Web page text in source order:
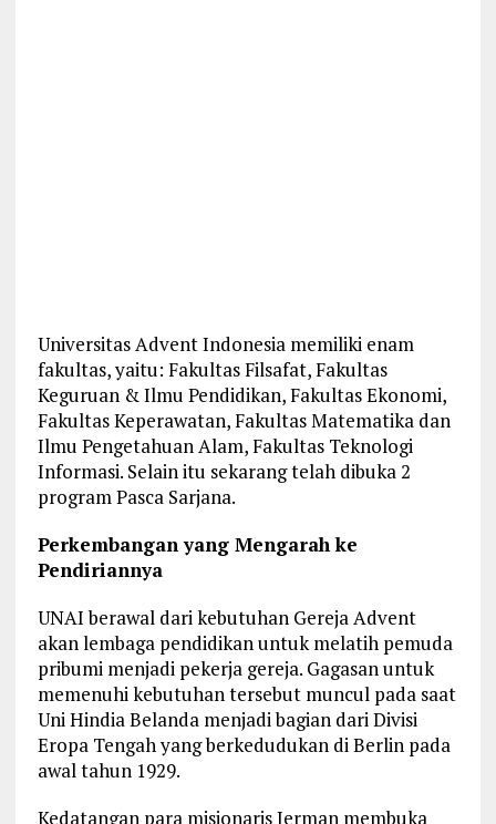
Universitas Advent Indonesia memiliki enam
fakultas, yaitu: Fakultas Filsafat, Fakultas
Keguruan & Ilmu Pendidikan, Fakultas Ekonomi,
Fakultas Keperawatan, Fakultas Matematika dan
Ilmu Pengetahuan Alam, Fakultas Teknologi
Informasi. Selain itu sekarang telah dibuka 2
program Pasca Sarjana.
Perkembangan yang Mengarah ke
Pendiriannya
UNAI berawal dari kebutuhan Gereja Advent
akan lembaga pendidikan untuk melatih pemuda
pribumi menjadi pekerja gereja. Gagasan untuk
memenuhi kebutuhan tersebut muncul pada saat
Uni Hindia Belanda menjadi bagian dari Divisi
Eropa Tengah yang berkedudukan di Berlin pada
awal tahun 1929.
Kedatangan para misionaris Jerman membuka